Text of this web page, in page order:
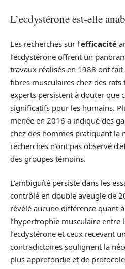
L’ecdystérone est-elle
Les recherches sur l’efficacité
l’ecdystérone offrent un
travaux réalisés en 1988 ont fait
fibres musculaires chez des
experts persistent à douter que
significatifs pour les humains.
menée en 2016 a indiqué des
chez des hommes pratiquant la
recherches n’ont pas observé
des groupes témoins.
L’ambiguïté persiste dans les
contrôlé en double aveugle de
révélé aucune différence quant
l’hypertrophie musculaire entre
l’ecdystérone et ceux recevant
contradictoires soulignent la
plus approfondie et de